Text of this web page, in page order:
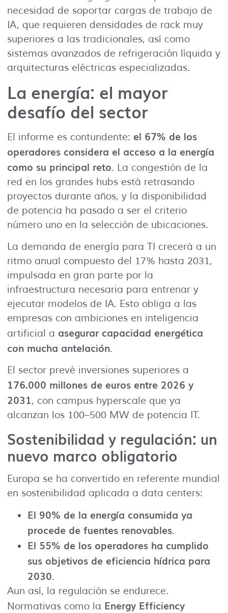
necesidad de soportar cargas de trabajo de
IA, que requieren densidades de rack muy
superiores a las tradicionales, así como
sistemas avanzados de refrigeración líquida y
arquitecturas eléctricas especializadas.
La energía: el mayor
desafío del sector
El informe es contundente: el 67% de los
operadores considera el acceso a la energía
como su principal reto. La congestión de la
red en los grandes hubs está retrasando
proyectos durante años, y la disponibilidad
de potencia ha pasado a ser el criterio
número uno en la selección de ubicaciones.
La demanda de energía para TI crecerá a un
ritmo anual compuesto del 17% hasta 2031,
impulsada en gran parte por la
infraestructura necesaria para entrenar y
ejecutar modelos de IA. Esto obliga a las
empresas con ambiciones en inteligencia
artificial a asegurar capacidad energética
con mucha antelación.
El sector prevé inversiones superiores a
176.000 millones de euros entre 2026 y
2031, con campus hyperscale que ya
alcanzan los 100–500 MW de potencia IT.
Sostenibilidad y regulación: un
nuevo marco obligatorio
Europa se ha convertido en referente mundial
en sostenibilidad aplicada a data centers:
El 90% de la energía consumida ya
procede de fuentes renovables.
El 55% de los operadores ha cumplido
sus objetivos de eficiencia hídrica para
2030.
Aun así, la regulación se endurece.
Normativas como la Energy Efficiency